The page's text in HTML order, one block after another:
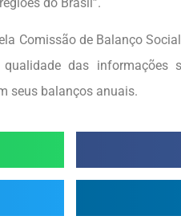
Comissão de Balanço
das informações
seus balanços anuais.